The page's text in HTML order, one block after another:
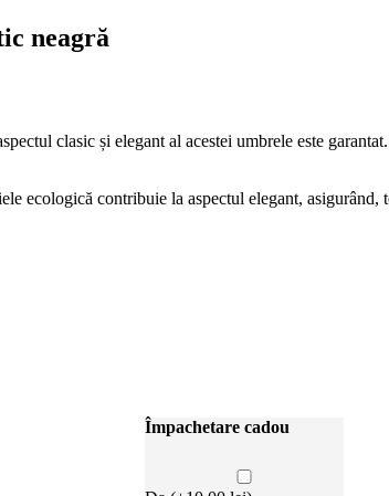
neagră
clasic și elegant al acestei umbrele este
ecologică contribuie la aspectul elegant,
Împachetare cadou